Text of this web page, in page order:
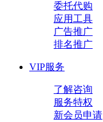
委托代购
应用工具
广告推广
排名推广
VIP服务
了解咨询
服务特权
新会员申请